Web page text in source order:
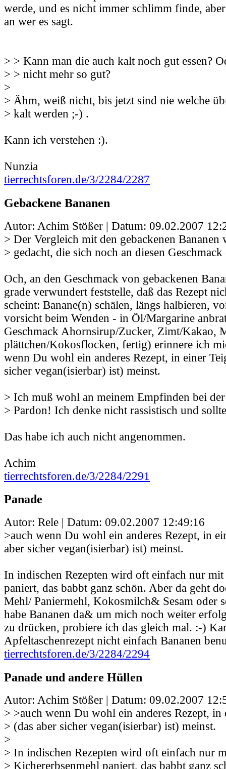
werde, und es nicht immer schlimm finde,
an wer es sagt.
> > Kann man die auch kalt noch gut essen?
> > nicht mehr so gut?
>
> Ähm, weiß nicht, bis jetzt sind nie welche
> kalt werden ;-) .
Kann ich verstehen :).
Nunzia
tierrechtsforen.de/3/2284/2287
Gebackene Bananen
Autor: Achim Stößer | Datum: 09.02.2007
> Der Vergleich mit den gebackenen Bananen
> gedacht, die sich noch an diesen
Och, an den Geschmack von gebackenen
grade verwundert feststelle, daß das Rezept
scheint: Banane(n) schälen, längs halbieren,
vorsicht beim Wenden - in Öl/Margarine
Geschmack Ahornsirup/Zucker, Zimt/Kakao,
plättchen/Kokosflocken, fertig) erinnere ich
wenn Du wohl ein anderes Rezept, in einer
sicher vegan(isierbar) ist) meinst.
> Ich muß wohl an meinem Empfinden bei
> Pardon! Ich denke nicht rassistisch und
Das habe ich auch nicht angenommen.
Achim
tierrechtsforen.de/3/2284/2291
Panade
Autor: Rele | Datum: 09.02.2007 12:49:16
>auch wenn Du wohl ein anderes Rezept, in
aber sicher vegan(isierbar) ist) meinst.
In indischen Rezepten wird oft einfach nur
paniert, das babbt ganz schön. Aber da geht
Mehl/ Paniermehl, Kokosmilch& Sesam oder
habe Bananen da& um mich noch weiter
zu drücken, probiere ich das gleich mal. :-)
Apfeltaschenrezept nicht einfach Bananen
tierrechtsforen.de/3/2284/2294
Panade und andere Hüllen
Autor: Achim Stößer | Datum: 09.02.2007
> >auch wenn Du wohl ein anderes Rezept, in
> (das aber sicher vegan(isierbar) ist) meinst.
>
> In indischen Rezepten wird oft einfach nur
> Kichererbsenmehl paniert, das babbt ganz